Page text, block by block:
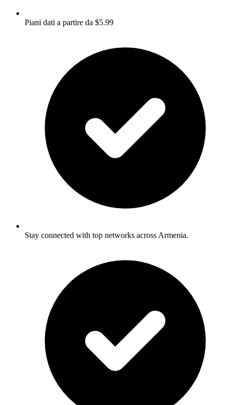
Piani dati a partire da $5.99
Stay connected with top networks across Armenia.